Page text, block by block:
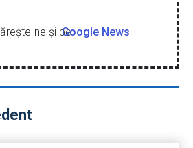
ne şi peGoogle News